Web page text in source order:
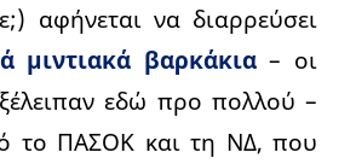
αφήνεται να διαρρεύσει
μιντιακά βαρκάκια– οι
εδώ προ πολλού –
το ΠΑΣΟΚ και τη ΝΔ, που